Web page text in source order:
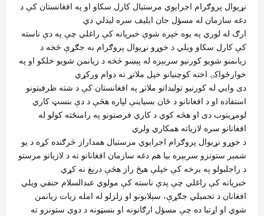
نړیوال پروګرام اجرایوي مرستیال کارل سکاو او په افغانستان کې د
دغه سازمان له مسؤل جان ایلیف سره لیدلي دي
ارګ له لوري په یوه خپره شوې خبرپانه کې راغلي چې په دې ناسته
کې کارل سکاو ویلي د خوړو نړیوال پروګرام به جګړې څخه د
زیانمنو شویو کورنیو سربېره له پېښو څخه د زیانمن شویو خلکو او په
خوارځواکۍ اخته کوچنیانو خپل ملاتړ ته دوام ورکړي
دی وایي له کورنیو تولیداتو ملاتړ په افغانستان کې د شته ظرفیتونو
استفاده او د افغانانو د ځان بسیاینې لپاره هڅې د دې بنسټ کاري
لومړیتوب دی او هڅه کوي د کاري فرصتونو په رامنځته کولو له
افغانانو سره لازیاته همکاري ولري
د خوړو نړیوال پروګرام اجرايوي مرستیال همداراز څرګنده کړه د یو
شمېر ستونزو سربېره بیا هم دغه سازمان افغانانو ته د لازیاتو مرستو
د راجلبولو په برخه کې خپلې هیڅ راز هڅې درېغ نه کړي
خبرپانه کې راغلي چې پدې ناسته کې مولوي عبدالسلام حنفي ویلي
افغانان د تحمیلي جګړې، سېلابونو او زلزلو له امله زیات زیانمن
شوي او اړتیا ده چې مسؤل ارګانونه او بنسټونه د دوی ستونزو ته